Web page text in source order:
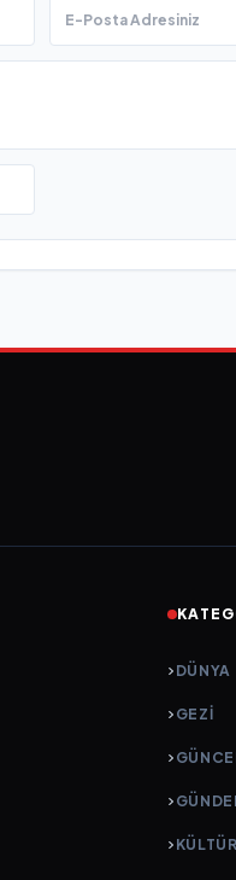
DÜNYA
GEZI